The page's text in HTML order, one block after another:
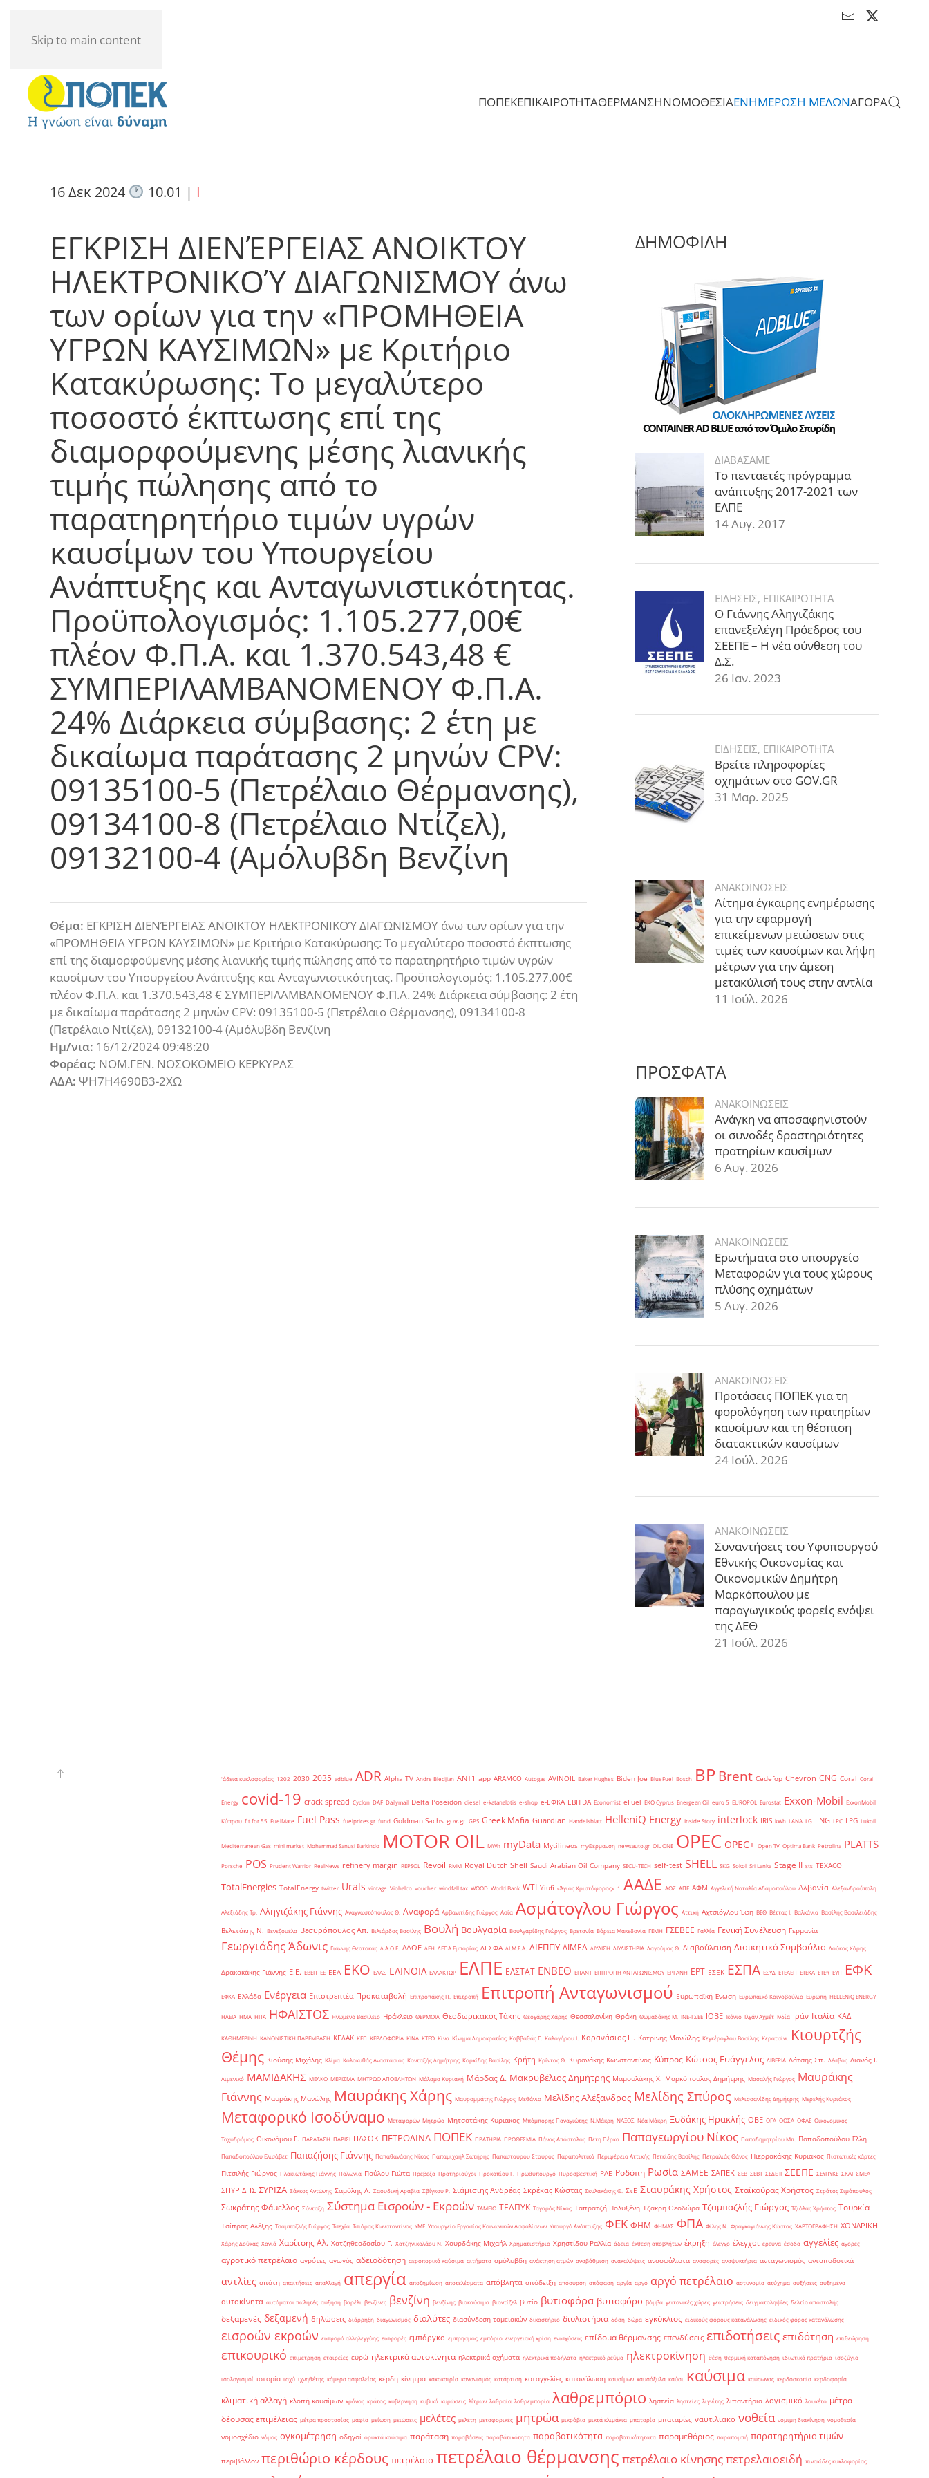
Skip to main content
ΠΟΠΕΚΕΠΙΚΑΙΡΟΤΗΤΑΘΕΡΜΑΝΣΗΝΟΜΟΘΕΣΙΑΕΝΗΜΕΡΩΣΗ ΜΕΛΩΝΑΓΟΡΑ
16 Δεκ 2024 10.01 | I
ΕΓΚΡΙΣΗ ΔΙΕΝΈΡΓΕΙΑΣ ΑΝΟΙΚΤΟΥ
ΗΛΕΚΤΡΟΝΙΚΟΎ ΔΙΑΓΩΝΙΣΜΟΥ άνω
των ορίων για την «ΠΡΟΜΗΘΕΙΑ
ΥΓΡΩΝ ΚΑΥΣΙΜΩΝ» με Κριτήριο
Κατακύρωσης: Το μεγαλύτερο
ποσοστό έκπτωσης επί της
διαμορφούμενης μέσης λιανικής
τιμής πώλησης από το
παρατηρητήριο τιμών υγρών
καυσίμων του Υπουργείου
Ανάπτυξης και Ανταγωνιστικότητας.
Προϋπολογισμός: 1.105.277,00€
πλέον Φ.Π.Α. και 1.370.543,48 €
ΣΥΜΠΕΡΙΛΑΜΒΑΝΟΜΕΝΟΥ Φ.Π.Α.
24% Διάρκεια σύμβασης: 2 έτη με
δικαίωμα παράτασης 2 μηνών CPV:
09135100-5 (Πετρέλαιο Θέρμανσης),
09134100-8 (Πετρέλαιο Ντίζελ),
09132100-4 (Αμόλυβδη Βενζίνη
Θέμα: ΕΓΚΡΙΣΗ ΔΙΕΝΈΡΓΕΙΑΣ ΑΝΟΙΚΤΟΥ ΗΛΕΚΤΡΟΝΙΚΟΎ ΔΙΑΓΩΝΙΣΜΟΥ άνω των ορίων για την
«ΠΡΟΜΗΘΕΙΑ ΥΓΡΩΝ ΚΑΥΣΙΜΩΝ» με Κριτήριο Κατακύρωσης: Το μεγαλύτερο ποσοστό έκπτωσης
επί της διαμορφούμενης μέσης λιανικής τιμής πώλησης από το παρατηρητήριο τιμών υγρών
καυσίμων του Υπουργείου Ανάπτυξης και Ανταγωνιστικότητας. Προϋπολογισμός: 1.105.277,00€
πλέον Φ.Π.Α. και 1.370.543,48 € ΣΥΜΠΕΡΙΛΑΜΒΑΝΟΜΕΝΟΥ Φ.Π.Α. 24% Διάρκεια σύμβασης: 2 έτη
με δικαίωμα παράτασης 2 μηνών CPV: 09135100-5 (Πετρέλαιο Θέρμανσης), 09134100-8
(Πετρέλαιο Ντίζελ), 09132100-4 (Αμόλυβδη Βενζίνη
Ημ/νια: 16/12/2024 09:48:20
Φορέας: ΝΟΜ.ΓΕΝ. ΝΟΣΟΚΟΜΕΙΟ ΚΕΡΚΥΡΑΣ
ΑΔΑ: ΨΗ7Η4690Β3-2ΧΩ
ΔΗΜΟΦΙΛΗ
ΔΙΑΒΑΣΑΜΕ
Το πενταετές πρόγραμμα
ανάπτυξης 2017-2021 των
ΕΛΠΕ
14 Αυγ. 2017
ΕΙΔΗΣΕΙΣ, ΕΠΙΚΑΙΡΟΤΗΤΑ
Ο Γιάννης Αληγιζάκης
επανεξελέγη Πρόεδρος του
ΣΕΕΠΕ – Η νέα σύνθεση του
Δ.Σ.
26 Ιαν. 2023
ΕΙΔΗΣΕΙΣ, ΕΠΙΚΑΙΡΟΤΗΤΑ
Βρείτε πληροφορίες
οχημάτων στο GOV.GR
31 Μαρ. 2025
ΑΝΑΚΟΙΝΩΣΕΙΣ
Αίτημα έγκαιρης ενημέρωσης
για την εφαρμογή
επικείμενων μειώσεων στις
τιμές των καυσίμων και λήψη
μέτρων για την άμεση
μετακύλισή τους στην αντλία
11 Ιούλ. 2026
ΠΡΟΣΦΑΤΑ
ΑΝΑΚΟΙΝΩΣΕΙΣ
Ανάγκη να αποσαφηνιστούν
οι συνοδές δραστηριότητες
πρατηρίων καυσίμων
6 Αυγ. 2026
ΑΝΑΚΟΙΝΩΣΕΙΣ
Ερωτήματα στο υπουργείο
Μεταφορών για τους χώρους
πλύσης οχημάτων
5 Αυγ. 2026
ΑΝΑΚΟΙΝΩΣΕΙΣ
Προτάσεις ΠΟΠΕΚ για τη
φορολόγηση των πρατηρίων
καυσίμων και τη θέσπιση
διατακτικών καυσίμων
24 Ιούλ. 2026
ΑΝΑΚΟΙΝΩΣΕΙΣ
Συναντήσεις του Υφυπουργού
Εθνικής Οικονομίας και
Οικονομικών Δημήτρη
Μαρκόπουλου με
παραγωγικούς φορείς ενόψει
της ΔΕΘ
21 Ιούλ. 2026
'άδεια κυκλοφορίας 1202 2030 2035 adblue ADR Alpha TV Andre Bledjian ANT1 app ARAMCO Autogas AVINOIL Baker Hughes Biden Joe BlueFuel Bosch BPBrent Cedefop Chevron CNG Coral Coral
Energy covid-19 crack spread Cyclon DAF Dailymail Delta Poseidon diesel e-katanalotis e-shop e-ΕΦΚΑ EBITDA Economist eFuel EKO Cyprus Energean Oil euro 5 EUROPOL Eurostat Exxon-Mobil ExxonMobil
Κύπρου fit for 55 FuelMate Fuel Pass fuelprices.gr fund Goldman Sachs gov.gr GPS Greek Mafia Guardian Handelsblatt HelleniQ Energy Inside Story interlock IRIS kWh LANA LG LNG LPC LPG Lukoil
Mediterranean Gas mini market Mohammad Sanusi Barkindo MOTOR OIL MWh myData Mytilineos myΘέρμανση newsauto.gr OIL ONE OPEC OPEC+ Open TV Optima Bank Petrolina PLATTS
Porsche POS Prudent Warrior RealNews refinery margin REPSOL Revoil RMM Royal Dutch Shell Saudi Arabian Oil Company SECU-TECH self-test SHELL SKG Sokol Sri Lanka Stage II sts TEXACO
TotalEnergies TotalEnergy twitter Urals vintage Viohalco voucher windfall tax WOOD World Bank WTI Yiufi «Άγιος Χριστόφορος» ΄1 ΑΑΔΕ ΑΟΖ ΑΠΕ ΑΦΜ Αγγελική Ναταλία Αδαμοπούλου Αλβανία Αλεξανδρούπολη
Αλεξιάδης Τρ. Αληγιζάκης Γιάννης Αναγνωστόπουλος Θ. Αναφορά Αρβανιτίδης Γιώργος Ασία Ασμάτογλου Γιώργος Αττική Αχτσιόγλου Έφη ΒΕΘ Βέττας Ι. Βαλκάνια Βασίλης Βασιλειάδης
Βελετάκης Ν. Βενεζουέλα Βεσυρόπουλος Απ. Βιλιάρδος Βασίλης Βουλή Βουλγαρία Βουλγαρίδης Γιώργος Βρετανία Βόρεια Μακεδονία ΓΕΜΗ ΓΣΕΒΕΕ Γαλλία Γενική Συνέλευση Γερμανία
Γεωργιάδης Άδωνις Γιάννης Θεοτοκάς Δ.Α.Ο.Ε. ΔΑΟΕ ΔΕΗ ΔΕΠΑ Εμπορίας ΔΕΣΦΑ ΔΙ.Μ.Ε.Α. ΔΙΕΠΠΥ ΔΙΜΕΑ ΔΙΥΛΙΣΗ ΔΙΥΛΙΣΤΗΡΙΑ Δαγούμας Θ. Διαβούλευση Διοικητικό Συμβούλιο Δούκας Χάρης
Δρακακάκης Γιάννης Ε.Ε. ΕΒΕΠ ΕΕ ΕΕΑ ΕΚΟ ΕΛΑΣ ΕΛΙΝΟΙΛ ΕΛΛΑΚΤΩΡ ΕΛΠΕ ΕΛΣΤΑΤ ΕΝΒΕΘ ΕΠΑΝΤ ΕΠΙΤΡΟΠΗ ΑΝΤΑΓΩΝΙΣΜΟΥ ΕΡΓΑΝΗ ΕΡΤ ΕΣΕΚ ΕΣΠΑ ΕΣΥΔ ΕΤΕΑΕΠ ΕΤΕΚΑ ΕΤΕπ ΕΥΠ ΕΦΚ
ΕΦΚΑ Ελλάδα Ενέργεια Επιστρεπτέα Προκαταβολή Επιτροπάκης Π. Επιτροπή Επιτροπή Ανταγωνισμού Ευρωπαϊκή Ένωση Ευρωπαϊκό Κοινοβούλιο Ευρώπη ΗELLENiQ ENERGY
ΗΛΕΙΑ ΗΜΑ ΗΠΑ ΗΦΑΙΣΤΟΣ Ηνωμένο Βασίλειο Ηράκλειο ΘΕΡΜΟΙΛ Θεοδωρικάκος Τάκης Θεοχάρης Χάρης Θεσσαλονίκη Θράκη Θωμαδάκης Μ. ΙΝΕ-ΓΣΕΕ ΙΟΒΕ Ικόνιο Ιλχάν Αχμέτ Ινδία Ιράν Ιταλία ΚΑΔ
ΚΑΘΗΜΕΡΙΝΗ ΚΑΝΟΝΙΣΤΙΚΗ ΠΑΡΕΜΒΑΣΗ ΚΕΔΑΚ ΚΕΠ ΚΕΡΔΟΦΟΡΙΑ ΚΙΝΑ ΚΤΕΟ Κίνα Κίνημα Δημοκρατίας Καββαθάς Γ. Καλογήρου Ι. Καρανάσιος Π. Κατρίνης Μανώλης Κεγκέρογλου Βασίλης Κερατσίνι
Κιουρτζής
Θέμης Κιούσης Μιχάλης Κλίμα Κολοκυθάς Αναστάσιος Κονταξής Δημήτρης Κορκίδης Βασίλης Κρήτη Κρίντας Θ. Κυρανάκης Κωνσταντίνος Κύπρος Κώτσος Ευάγγελος ΛΙΒΕΡΙΑ Λάτσης Σπ. Λέσβος Λιανός Ι.
Λιμενικό ΜΑΜΙΔΑΚΗΣ ΜΕΛΚΟ ΜΕΡΙΣΜΑ ΜΗΤΡΩΟ ΑΠΟΒΛΗΤΩΝ Μάλαμα Κυριακή Μάρδας Δ. Μακρυβέλιος Δημήτρης Μαμουλάκης Χ. Μαρκόπουλος Δημήτρης Μασαλής Γιώργος Μαυράκης
Γιάννης Μαυράκης Μανώλης Μαυράκης Χάρης Μαυρομμάτης Γιώργος Μεθάνιο Μελίδης Αλέξανδρος Μελίδης Σπύρος Μελισσανίδης Δημήτρης Μερελής Κυριάκος
Μεταφορικό Ισοδύναμο Μεταφορών Μητρώο Μητσοτάκης Κυριάκος Μπόμπορης Παναγιώτης Ν.Μάκρη ΝΑΞΟΣ Νέα Μάκρη Ξυδάκης Ηρακλής ΟΒΕ ΟΓΑ ΟΟΣΑ ΟΦΑΕ Οικονομικός
Ταχυδρόμος Οικονόμου Γ. ΠΑΡΑΤΑΣΗ ΠΑΡΙΣΙ ΠΑΣΟΚ ΠΕΤΡΟΛΙΝΑ ΠΟΠΕΚ ΠΡΑΤΗΡΙΑ ΠΡΟΘΕΣΜΙΑ Πάνας Απόστολος Πέτη Πέρκα Παπαγεωργίου Νίκος Παπαδημητρίου Μπ. Παπαδοπούλου Έλλη
Παπαδοπούλου Ελισάβετ Παπαζήσης Γιάννης Παπαθανάσης Νίκος Παπαμιχαήλ Σωτήρης Παπασταύρου Σταύρος Παραπολιτικά Περιφέρεια Αττικής Πετκίδης Βασίλης Πετραλιάς Θάνος Πιερρακάκης Κυριάκος Πιστωτικές κάρτες
Πιτσιλής Γιώργος Πλακιωτάκης Γιάννης Πολωνία Πούλου Γιώτα Πρέβεζα Πρατηριούχοι Προκοπίου Γ. Πρωθυπουργό Πυροσβεστική ΡΑΕ Ροδόπη Ρωσία ΣΑΜΕΕ ΣΑΠΕΚ ΣΕΒ ΣΕΒΤ ΣΕΔΕ ΙΙ ΣΕΕΠΕ ΣΕΥΠΥΚΕ ΣΚΑΙ ΣΜΕΑ
ΣΠΥΡΙΔΗΣ ΣΥΡΙΖΑ Σάκκος Αντώνης Σαμόλης Λ. Σαουδική Αραβία Σβίγκου Ρ. Σιάμισιης Ανδρέας Σκρέκας Κώστας Σκυλακάκης Θ. ΣτΕ Σταυράκης Χρήστος Σταϊκούρας Χρήστος Στράτος Σιμόπουλος
Σωκράτης Φάμελλος Σύνταξη Σύστημα Εισροών - Εκροών ΤΑΜΕΙΟ ΤΕΑΠΥΚ Ταγαράς Νίκος Ταπρατζή Πολυξένη Τζάκρη Θεοδώρα Τζαμπαζλής Γιώργος Τζιόλας Χρήστος Τουρκία
Τσίπρας Αλέξης Τσαμπαζλής Γιώργος Τσεχία Τσιάρας Κωνσταντίνος ΥΜΕ Υπουργείο Εργασίας Κοινωνικών Ασφαλίσεων Υπουργό Ανάπτυξης ΦΕΚ ΦΗΜ ΦΗΜΑΣ ΦΠΑ Φίλης Ν. Φραγκογιάννης Κώστας ΧΑΡΤΟΓΡΑΦΗΣΗ ΧΟΝΔΡΙΚΗ
Χάρης Δούκας Χανιά Χαρίτσης Αλ. Χατζηθεοδοσίου Γ. Χατζηνικολάου Ν. Χουρδάκης Μιχαήλ Χρηματιστήριο Χρηστίδου Ραλλία άδεια έκθεση αποβλήτων έκρηξη έλεγχο έλεγχοι έρευνα έσοδα αγγελίες αγορές
αγροτικό πετρέλαιο αγρότες αγωγός αδειοδότηση αεροπορικά καύσιμα αιτήματα αμόλυβδη ανάκτηση ατμών αναβάθμιση ανακαλύψεις ανασφάλιστα αναφορές αναψυκτήρια ανταγωνισμός ανταποδοτικά
αντλίες απάτη απαιτήσεις απαλλαγή απεργία αποζημίωση αποτελέσματα απόβλητα απόδειξη απόσυρση απόφαση αργία αργό αργό πετρέλαιο αστυνομία ατύχημα αυξήσεις αυξημένα
αυτοκίνητα αυτόματοι πωλητές αύξηση βαρέλι βενζίνες βενζίνη βενζίνης βιοκαύσιμα βιοντίζελ βυτίο βυτιοφόρα βυτιοφόρο βόμβα γειτονικές χώρες γεωτρήσεις δειγματοληψίες δελτίο αποστολής
δεξαμενές δεξαμενή δηλώσεις διάρρηξη διαγωνισμός διαλύτες διασύνδεση ταμειακών δικαστήριο διυλιστήρια δόση δώρα εγκύκλιος ειδικούς φόρους κατανάλωσης ειδικός φόρος κατανάλωσης
εισροών εκροών εισφορά αλληλεγγύης εισφορές εμπάργκο εμπρησμός εμπόριο ενεργειακή κρίση ενισχύσεις επίδομα θέρμανσης επενδύσεις επιδοτήσεις επιδότηση επιθεώρηση
επικουρικό επιμέτρηση εταιρείες ευρώ ηλεκτρικά αυτοκίνητα ηλεκτρικά οχήματα ηλεκτρικά ποδήλατα ηλεκτρικό ρεύμα ηλεκτροκίνηση θέση θερμική καταπόνηση ιδιωτικά πρατήρια ισοζύγιο
ισολογισμοί ιστορία ισχύ ιχνηθέτης κάμερα ασφαλείας κέρδη κίνητρα κακοκαιρία κανονισμός κατάρτιση καταγγελίες κατανάλωση καυσίμων καυσόξυλα καύσι καύσιμα καύσωνας κερδοσκοπία κερδοφορία
κλιματική αλλαγή κλοπή καυσίμων κράνος κράτος κυβέρνηση κυβικά κυρώσεις λίτρων λαθραία λαθρεμπορία λαθρεμπόριο ληστεία ληστείες λιγνίτης λιπαντήρια λογισμικό λουκέτο μέτρα
δέουσας επιμέλειας μέτρα προστασίας μαφία μείωση μειώσεις μελέτες μελέτη μεταφορικές μητρώα μικρόβια μικτά κλιμάκια μπαταρία μπαταρίες ναυτιλιακό νοθεία νομιμη διακίνηση νομοθεσία
νομοσχέδιο νόμος ογκομέτρηση οδηγοί ορυκτά καύσιμα παράταση παραβάσεις παραβάτικότητα παραβατικότητα παραβατικότητατα παραμεθόριος παραπομπή παρατηρητήριο τιμών
περιβάλλον περιθώριο κέρδους πετρέλαιο πετρέλαιο θέρμανσης πετρέλαιο κίνησηςπετρελαιοειδή πινακίδες κυκλοφορίας